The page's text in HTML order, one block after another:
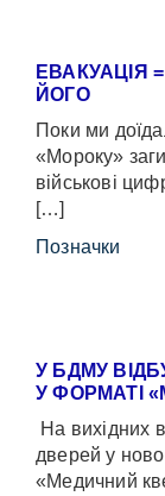
ЕВАКУАЦІЯ
ЙОГО
Поки ми
«Мороку»
військові
[…]
Позначки
У БДМУ
У ФОРМАТІ
На вихідних
дверей у
«Медичний